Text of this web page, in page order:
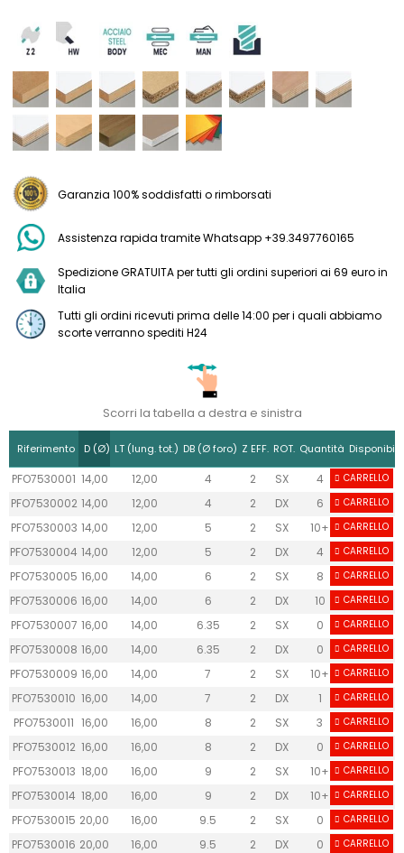
Garanzia 100% soddisfatti o rimborsati
Assistenza rapida tramite Whatsapp +39.3497760165
Spedizione GRATUITA per tutti gli ordini superiori ai 69 euro in
Italia
Tutti gli ordini ricevuti prima delle 14:00 per i quali abbiamo
scorte verranno spediti H24
Scorri la tabella a destra e sinistra
Riferimento D (Ø) LT (lung. tot.) DB (Ø foro) Z EFF. ROT. Quantità
PFO7530001 14,00 12,00 4 2 SX 4 CARRELLO
PFO7530002 14,00 12,00 4 2 DX 6 CARRELLO
PFO7530003 14,00 12,00 5 2 SX 10+ CARRELLO
PFO7530004 14,00 12,00 5 2 DX 4 CARRELLO
PFO7530005 16,00 14,00 6 2 SX 8 CARRELLO
PFO7530006 16,00 14,00 6 2 DX 10 CARRELLO
PFO7530007 16,00 14,00 6.35 2 SX 0 CARRELLO
PFO7530008 16,00 14,00 6.35 2 DX 0 CARRELLO
PFO7530009 16,00 14,00 7 2 SX 10+ CARRELLO
PFO7530010 16,00 14,00 7 2 DX 1 CARRELLO
PFO7530011 16,00 16,00 8 2 SX 3 CARRELLO
PFO7530012 16,00 16,00 8 2 DX 0 CARRELLO
PFO7530013 18,00 16,00 9 2 SX 10+ CARRELLO
PFO7530014 18,00 16,00 9 2 DX 10+ CARRELLO
PFO7530015 20,00 16,00 9.5 2 SX 0 CARRELLO
PFO7530016 20,00 16,00 9.5 2 DX 0 CARRELLO